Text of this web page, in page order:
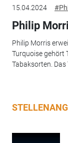
15.04.2024
Philip
Philip Morris
Turquoise gehört
Tabaksorten. Das